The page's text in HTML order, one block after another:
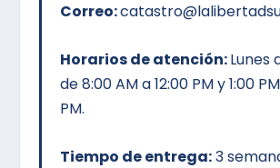
Correo:
Horarios de atención:Lunes
de 8:00 AM a 12:00 PM y 1:00
PM.
Tiempo de entrega:3